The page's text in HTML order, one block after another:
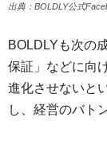
出典：BOLDLY公式
BOLDLYも次の
保証」などに向
進化させないと
し、経営のバト